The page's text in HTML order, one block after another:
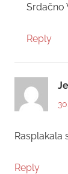
Srdačno
Reply
Rasplakala
Reply